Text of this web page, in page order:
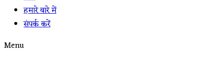
हमारे बारे में
संपर्क करें
Menu